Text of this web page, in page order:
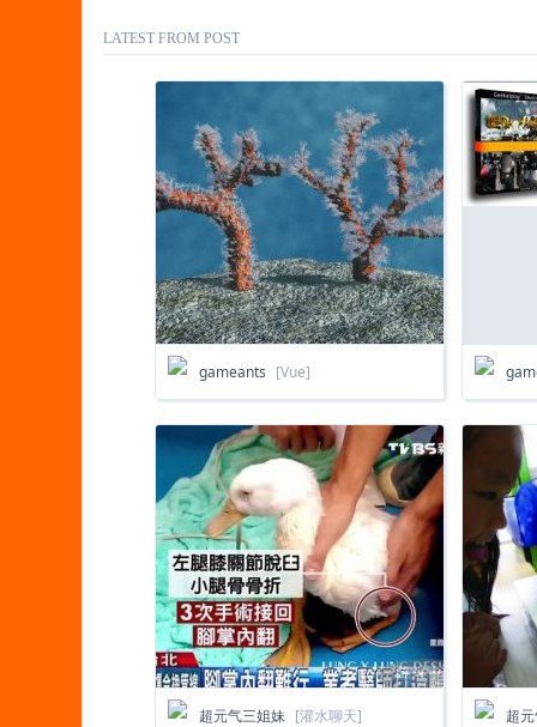
LATEST FROM POST
gameants [Vue]
超元气三姐妹 [灌水聊天] 超